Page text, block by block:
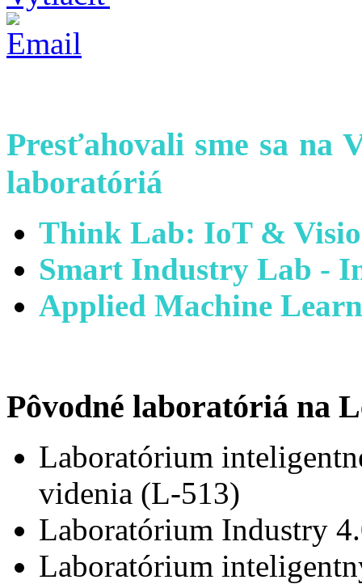
Presťahovali sme sa na
laboratóriá
Think Lab: IoT &
Smart Industry Lab -
Applied Machine
Pôvodné laboratóriá na
Laboratórium
videnia (L-513)
Laboratórium Industry
Laboratórium